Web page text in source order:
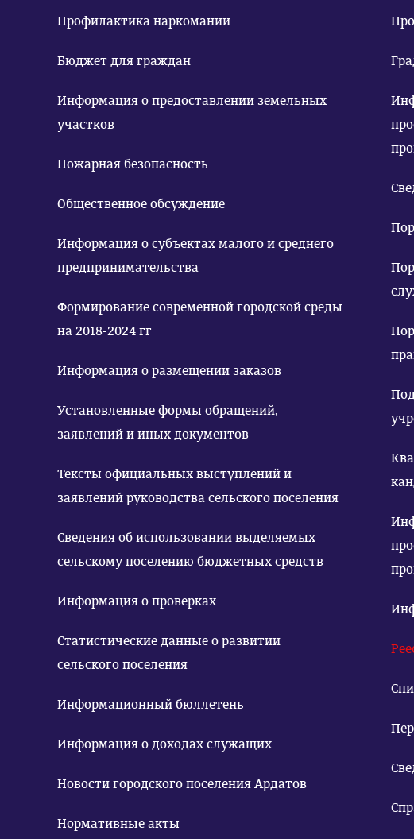
Профилактика наркомании
Бюджет для граждан
Информация о предоставлении земельных
участков
Пожарная безопасность
Общественное обсуждение
Информация о субъектах малого и среднего
предпринимательства
Формирование современной городской среды
на 2018-2024 гг
Информация о размещении заказов
Установленные формы обращений,
заявлений и иных документов
Тексты официальных выступлений и
заявлений руководства сельского поселения
Сведения об использовании выделяемых
сельскому поселению бюджетных средств
Информация о проверках
Статистические данные о развитии
сельского поселения
Информационный бюллетень
Информация о доходах служащих
Новости городского поселения Ардатов
Нормативные акты